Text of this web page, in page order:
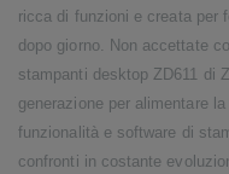
ricca di funzioni e creata per
dopo giorno. Non accettate
stampanti desktop ZD611 di
generazione per alimentare
funzionalità e software di
confronti in costante